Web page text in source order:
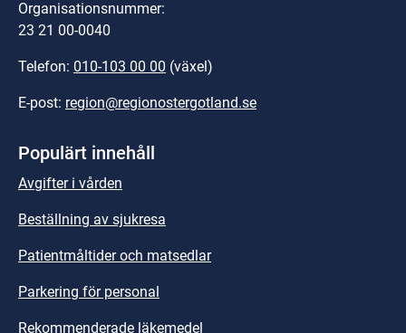
Organisationsnummer:
23 21 00-0040
Telefon: 010-103 00 00 (växel)
E-post: region@regionostergotland.se
Populärt innehåll
Avgifter i vården
Beställning av sjukresa
Patientmåltider och matsedlar
Parkering för personal
Rekommenderade läkemedel